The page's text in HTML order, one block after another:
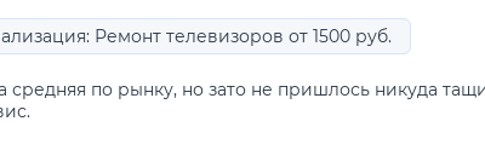
Ремонт телевизоров от 1500 руб.
средняя по рынку, но зато не пришлось никуда